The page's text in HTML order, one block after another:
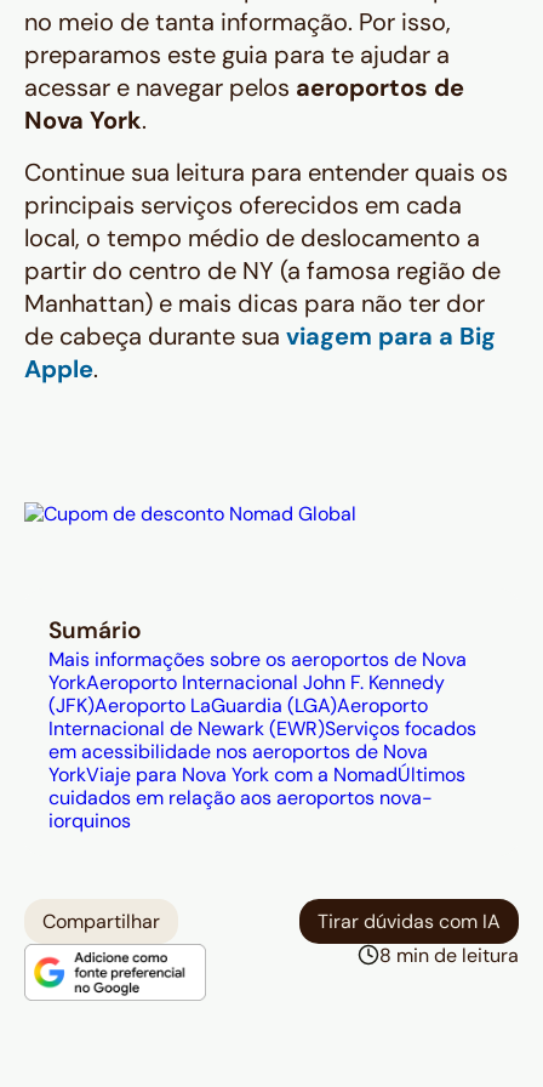
no meio de tanta informação. Por isso,
preparamos este guia para te ajudar a
acessar e navegar pelos aeroportos de
Nova York.
Continue sua leitura para entender quais os
principais serviços oferecidos em cada
local, o tempo médio de deslocamento a
partir do centro de NY (a famosa região de
Manhattan) e mais dicas para não ter dor
de cabeça durante sua viagem para a Big
Apple.
Sumário
Mais informações sobre os aeroportos de Nova
YorkAeroporto Internacional John F. Kennedy
(JFK)Aeroporto LaGuardia (LGA)Aeroporto
Internacional de Newark (EWR)Serviços focados
em acessibilidade nos aeroportos de Nova
YorkViaje para Nova York com a NomadÚltimos
cuidados em relação aos aeroportos nova-
iorquinos
Compartilhar
Tirar dúvidas com IA
8 min de leitura